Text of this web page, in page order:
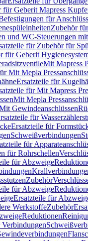
für Geberit Mapress
für
Zubehör
und WC-Steuerungen
für Zubehör für
für Geberit
Mit Mapress
Mit Mepla
Ersatzteile für
für Mit Mapress
Mit Mepla
Gewindeanschlüssen
für
Ersatzteile für
Schweißverbindungen
für
für Rohrschellen
für Abzweige
Zubehör
für Abzweige
Ersatzteile für
WerkstoffeZubehör
Reduktionen